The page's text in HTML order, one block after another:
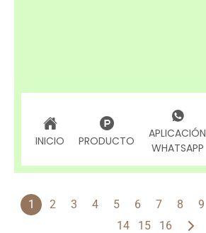
INICIO PRODUCTO
APLICACIÓN
WHATSAPP
1 2 3 4 5 6 7 8 9
14
15 16